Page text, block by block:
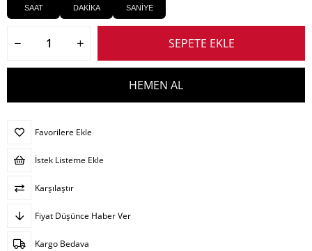
SAAT DAKİKA SANİYE
Favorilere Ekle
İstek Listeme Ekle
Karşılaştır
Fiyat Düşünce Haber Ver
Kargo Bedava